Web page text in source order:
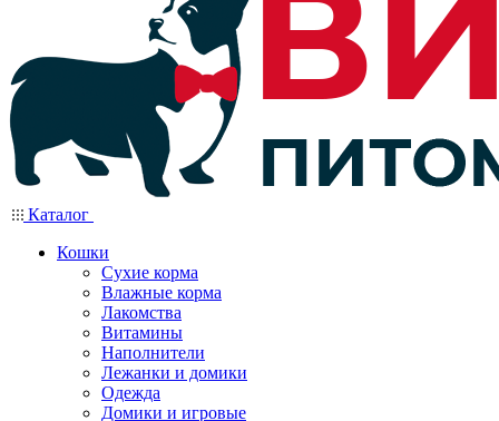
Каталог
Кошки
Сухие корма
Влажные корма
Лакомства
Витамины
Наполнители
Лежанки и домики
Одежда
Домики и игровые